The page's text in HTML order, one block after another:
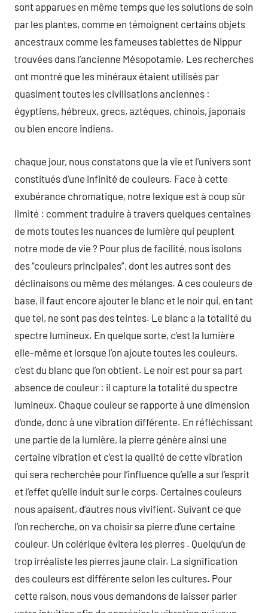
sont apparues en même temps que les solutions de soin
par les plantes, comme en témoignent certains objets
ancestraux comme les fameuses tablettes de Nippur
trouvées dans l’ancienne Mésopotamie. Les recherches
ont montré que les minéraux étaient utilisés par
quasiment toutes les civilisations anciennes :
égyptiens, hébreux, grecs, aztèques, chinois, japonais
ou bien encore indiens.
chaque jour, nous constatons que la vie et l’univers sont
constitués d’une infinité de couleurs. Face à cette
exubérance chromatique, notre lexique est à coup sûr
limité : comment traduire à travers quelques centaines
de mots toutes les nuances de lumière qui peuplent
notre mode de vie ? Pour plus de facilité, nous isolons
des “couleurs principales”, dont les autres sont des
déclinaisons ou même des mélanges. A ces couleurs de
base, il faut encore ajouter le blanc et le noir qui, en tant
que tel, ne sont pas des teintes. Le blanc a la totalité du
spectre lumineux. En quelque sorte, c’est la lumière
elle-même et lorsque l’on ajoute toutes les couleurs,
c’est du blanc que l’on obtient. Le noir est pour sa part
absence de couleur : il capture la totalité du spectre
lumineux. Chaque couleur se rapporte à une dimension
d’onde, donc à une vibration différente. En réfléchissant
une partie de la lumière, la pierre génère ainsi une
certaine vibration et c’est la qualité de cette vibration
qui sera recherchée pour l’influence qu’elle a sur l’esprit
et l’effet qu’elle induit sur le corps. Certaines couleurs
nous apaisent, d’autres nous vivifient. Suivant ce que
l’on recherche, on va choisir sa pierre d’une certaine
couleur. Un colérique évitera les pierres . Quelqu’un de
trop irréaliste les pierres jaune clair. La signification
des couleurs est différente selon les cultures. Pour
cette raison, nous vous demandons de laisser parler